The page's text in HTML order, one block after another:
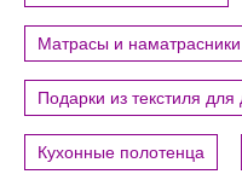
Матрасы и наматрасники
Подарки из текстиля для
Кухонные полотенца